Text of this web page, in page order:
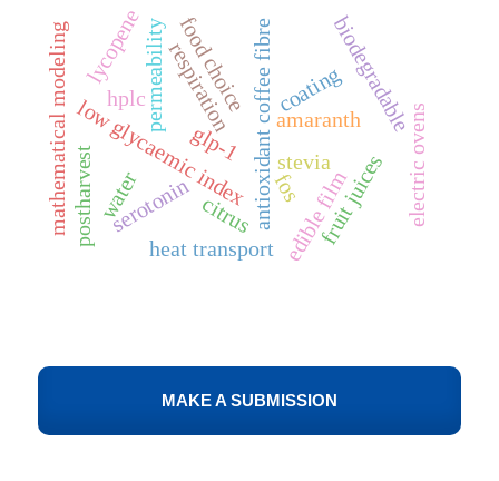
MAKE A SUBMISSION
antioxidant coffee fibrefos
glp-1
low glycaemic index
serotonin
stevia
coating
edible film
biodegradable
permeabilityrespiration
fruit juices electric ovens
amaranth
mathematical modeling
heat transport
food choice
water citrus
lycopene
postharvest
hplc